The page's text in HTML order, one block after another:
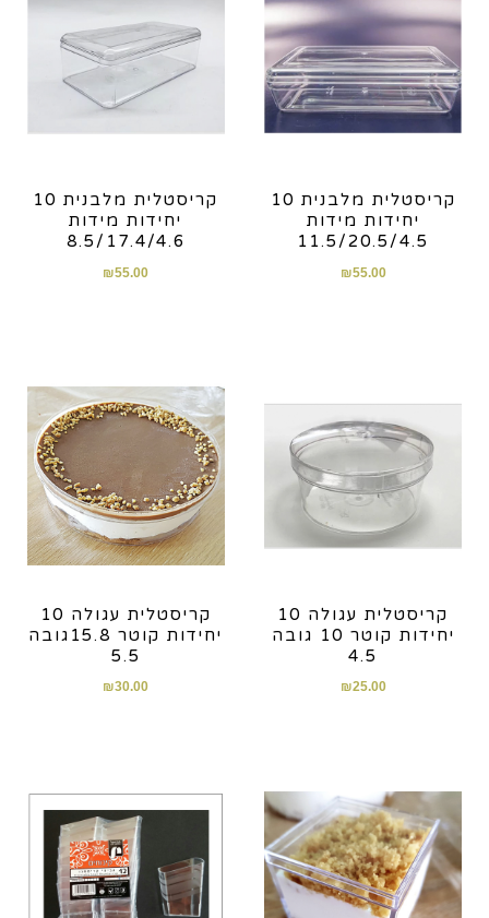
קריסטלית מלבנית 10
יחידות מידות
11.5/20.5/4.5
₪55.00
קריסטלית מלבנית 10
יחידות מידות
8.5/17.4/4.6
₪55.00
קריסטלית עגולה 10
יחידות קוטר 10 גובה
4.5
₪25.00
קריסטלית עגולה 10
יחידות קוטר 15.8גובה
5.5
₪30.00